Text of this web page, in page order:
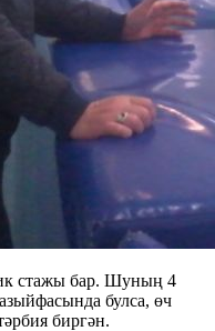
стажы бар. Шуның 4
булса, өч
биргән.